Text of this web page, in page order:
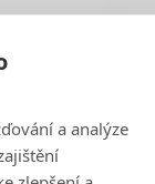
a analýze